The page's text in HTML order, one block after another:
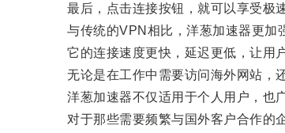
最后，点击连接按钮，就可以享受极速
与传统的VPN相比，洋葱加速器更加强
它的连接速度更快，延迟更低，让用户
无论是在工作中需要访问海外网站，还
洋葱加速器不仅适用于个人用户，也广
对于那些需要频繁与国外客户合作的企